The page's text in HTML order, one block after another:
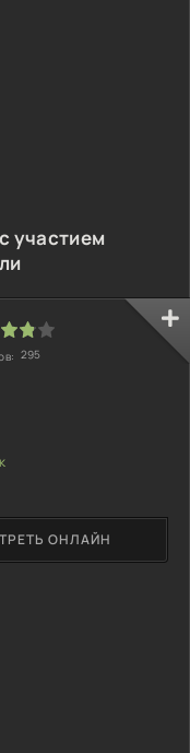
участием
ОНЛАЙН
295